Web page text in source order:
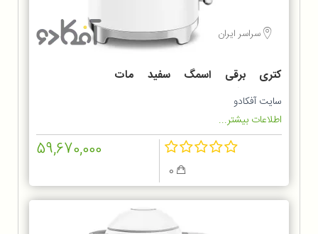
سراسر ایران
کتری برقی اسمگ سفید مات
KLF03WHMEU
سایت آفکادو
اطلاعات بیشتر...
59,670,000